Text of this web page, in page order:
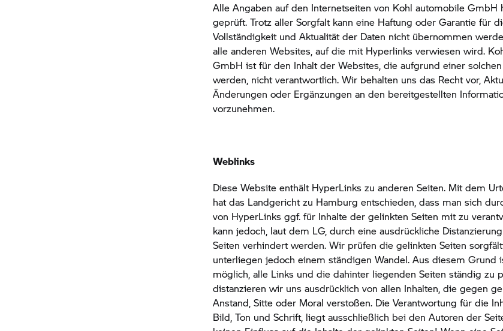
Alle Angaben auf den Internetseiten von Kohl automobile GmbH
geprüft. Trotz aller Sorgfalt kann eine Haftung oder Garantie für
Vollständigkeit und Aktualität der Daten nicht übernommen
alle anderen Websites, auf die mit Hyperlinks verwiesen wird.
GmbH ist für den Inhalt der Websites, die aufgrund einer
werden, nicht verantwortlich. Wir behalten uns das Recht vor,
Änderungen oder Ergänzungen an den bereitgestellten
vorzunehmen.
Weblinks
Diese Website enthält HyperLinks zu anderen Seiten. Mit dem
hat das Landgericht zu Hamburg entschieden, dass man sich
von HyperLinks ggf. für Inhalte der gelinkten Seiten mit zu
kann jedoch, laut dem LG, durch eine ausdrückliche
Seiten verhindert werden. Wir prüfen die gelinkten Seiten
unterliegen jedoch einem ständigen Wandel. Aus diesem Grund
möglich, alle Links und die dahinter liegenden Seiten ständig zu
distanzieren wir uns ausdrücklich von allen Inhalten, die gegen
Anstand, Sitte oder Moral verstoßen. Die Verantwortung für die
Bild, Ton und Schrift, liegt ausschließlich bei den Autoren der